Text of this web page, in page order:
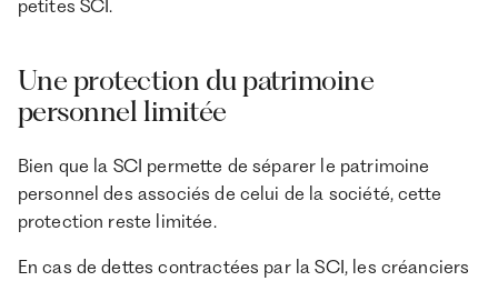
petites SCI.
Une protection du patrimoine
personnel limitée
Bien que la SCI permette de séparer le patrimoine
personnel des associés de celui de la société, cette
protection reste limitée.
En cas de dettes contractées par la SCI, les créanciers